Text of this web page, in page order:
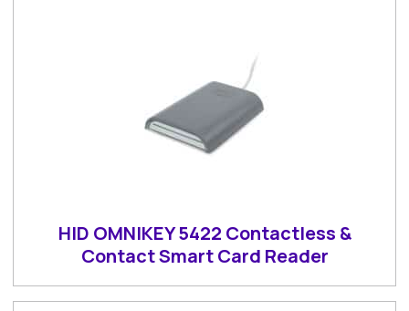
HID OMNIKEY 5422 Contactless &
Contact Smart Card Reader